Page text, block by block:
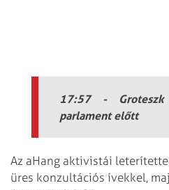
17:57 - Groteszk
parlament előtt
Az aHang aktivistái
üres konzultációs ívekkel,